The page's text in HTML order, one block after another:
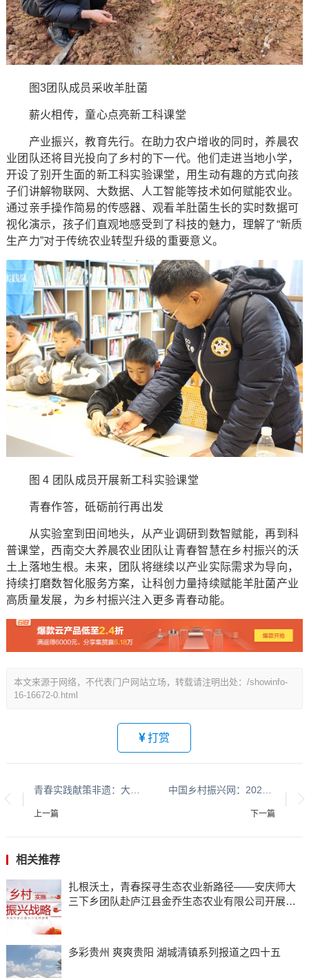
图3团队成员采收羊肚菌
薪火相传，童心点亮新工科课堂
产业振兴，教育先行。在助力农户增收的同时，养晨农
业团队还将目光投向了乡村的下一代。他们走进当地小学，
开设了别开生面的新工科实验课堂，用生动有趣的方式向孩
子们讲解物联网、大数据、人工智能等技术如何赋能农业。
通过亲手操作简易的传感器、观看羊肚菌生长的实时数据可
视化演示，孩子们直观地感受到了科技的魅力，理解了“新质
生产力”对于传统农业转型升级的重要意义。
图 4 团队成员开展新工科实验课堂
青春作答，砥砺前行再出发
从实验室到田间地头，从产业调研到数智赋能，再到科
普课堂，西南交大养晨农业团队让青春智慧在乡村振兴的沃
土上落地生根。未来，团队将继续以产业实际需求为导向，
持续打磨数智化服务方案，让科创力量持续赋能羊肚菌产业
高质量发展，为乡村振兴注入更多青春动能。
本文来源于网络，不代表门户网站立场，转载请注明出处：/showinfo-
16-16672-0.html
打赏
青春实践献策非遗：大学生调研为磁州窑文化传播开出‘新药方’
上一篇 下一篇
相关推荐
扎根沃土，青春探寻生态农业新路径——安庆师大
三下乡团队赴庐江县金乔生态农业有限公司开展调
多彩贵州 爽爽贵阳 湖城清镇系列报道之四十五